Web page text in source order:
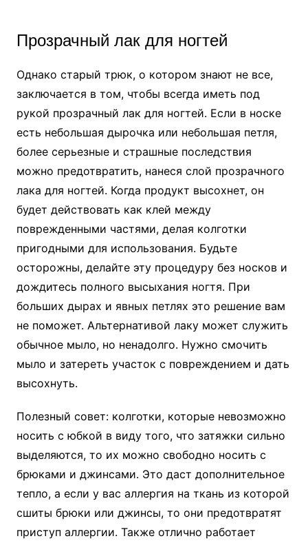
Прозрачный лак для ногтей
Однако старый трюк, о котором знают не все,
заключается в том, чтобы всегда иметь под
рукой прозрачный лак для ногтей. Если в носке
есть небольшая дырочка или небольшая петля,
более серьезные и страшные последствия
можно предотвратить, нанеся слой прозрачного
лака для ногтей. Когда продукт высохнет, он
будет действовать как клей между
поврежденными частями, делая колготки
пригодными для использования. Будьте
осторожны, делайте эту процедуру без носков и
дождитесь полного высыхания ногтя. При
больших дырах и явных петлях это решение вам
не поможет. Альтернативой лаку может служить
обычное мыло, но ненадолго. Нужно смочить
мыло и затереть участок с повреждением и дать
высохнуть.
Полезный совет: колготки, которые невозможно
носить с юбкой в виду того, что затяжки сильно
выделяются, то их можно свободно носить с
брюками и джинсами. Это даст дополнительное
тепло, а если у вас аллергия на ткань из которой
сшиты брюки или джинсы, то они предотвратят
приступ аллергии. Также отлично работает